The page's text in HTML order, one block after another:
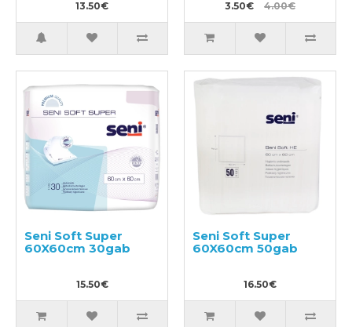
13.50€ 3.50€ 4.00€
Seni Soft Super
60X60cm 30gab
15.50€
Seni Soft Super
60X60cm 50gab
16.50€